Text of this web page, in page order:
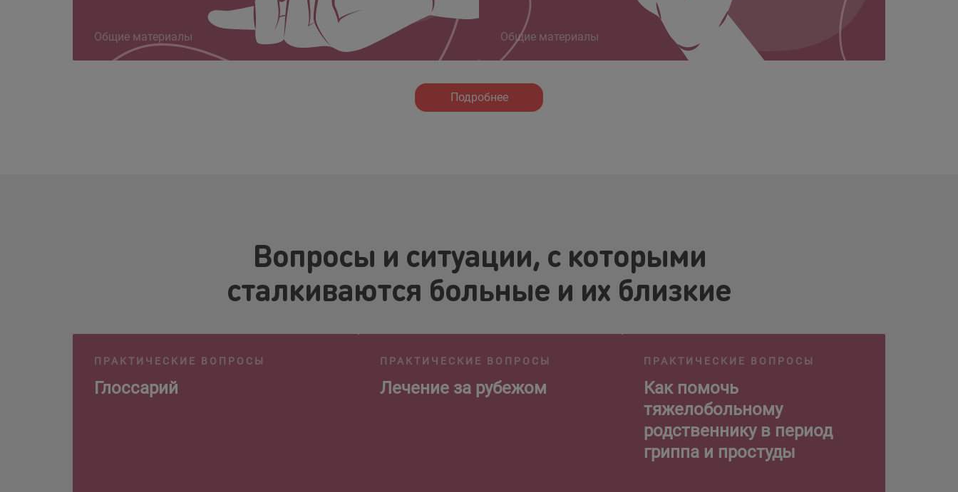
Общие материалы Общие материалы
Подробнее
Вопросы и ситуации, с которыми
сталкиваются больные и их близкие
ПРАКТИЧЕСКИЕ ВОПРОСЫ
Глоссарий
ПРАКТИЧЕСКИЕ ВОПРОСЫ
Лечение за рубежом
ПРАКТИЧЕСКИЕ ВОПРОСЫ
Как помочь
тяжелобольному
родственнику в период
гриппа и простуды